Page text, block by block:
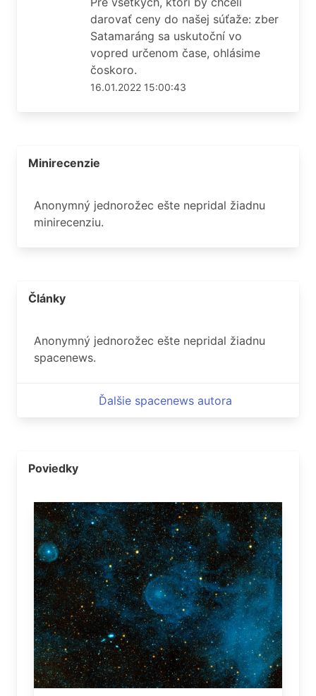
darovať ceny do našej súťaže: zber
Satamaráng sa uskutoční vo
vopred určenom čase, ohlásime
čoskoro.
16.01.2022 15:00:43
Minirecenzie
Anonymný jednorožec ešte nepridal žiadnu
minirecenziu.
Články
Anonymný jednorožec ešte nepridal žiadnu
spacenews.
Ďalšie spacenews autora
Poviedky